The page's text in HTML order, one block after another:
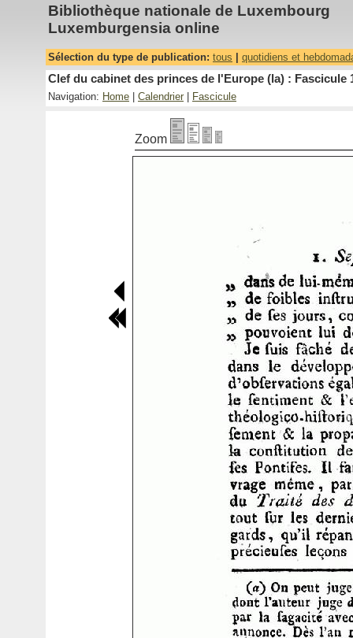
Bibliothèque nationale de Luxembourg
Luxemburgensia online
Sélection du type de publication: tous quotidiens et
Clef du cabinet des princes de l'Europe (la) : Fascicule
Navigation: Home Calendrier Fascicule
Zoom